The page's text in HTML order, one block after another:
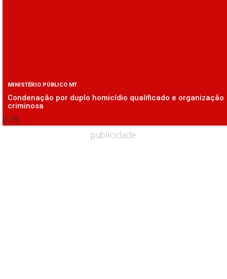
MINISTÉRIO PÚBLICO MT
Condenação por duplo homicídio qualificado e organização
criminosa
publicidade